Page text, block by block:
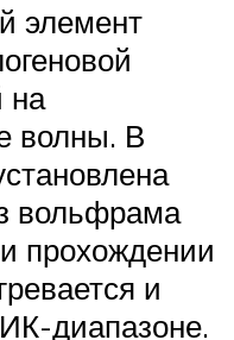
элемент
на
волны. В
вольфрама
прохождении
и
диапазоне.